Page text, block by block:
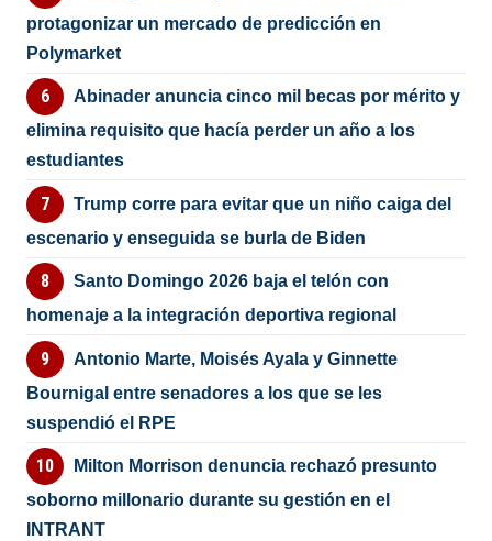
protagonizar un mercado de predicción en
Polymarket
Abinader anuncia cinco mil becas por mérito y
elimina requisito que hacía perder un año a los
estudiantes
Trump corre para evitar que un niño caiga del
escenario y enseguida se burla de Biden
Santo Domingo 2026 baja el telón con
homenaje a la integración deportiva regional
Antonio Marte, Moisés Ayala y Ginnette
Bournigal entre senadores a los que se les
suspendió el RPE
Milton Morrison denuncia rechazó presunto
soborno millonario durante su gestión en el
INTRANT